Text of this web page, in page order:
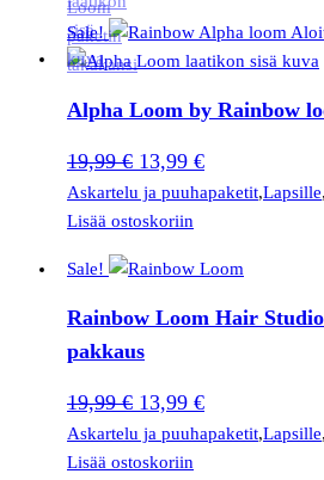
Sale!
Alpha Loom by Rainbow
19,99€ Alkuperäinen
hinta
oli:
19,99 €.
13,99 €Nykyinen
hinta
13,99 €.
Askartelu ja puuhapaketit,Lapsille,
Lisää ostoskoriin
Sale!
Rainbow Loom Hair
pakkaus
19,99€ Alkuperäinen
hinta
oli:
13,99 €Nykyinen
hinta
Askartelu ja puuhapaketit,Lapsille,
Lisää ostoskoriin